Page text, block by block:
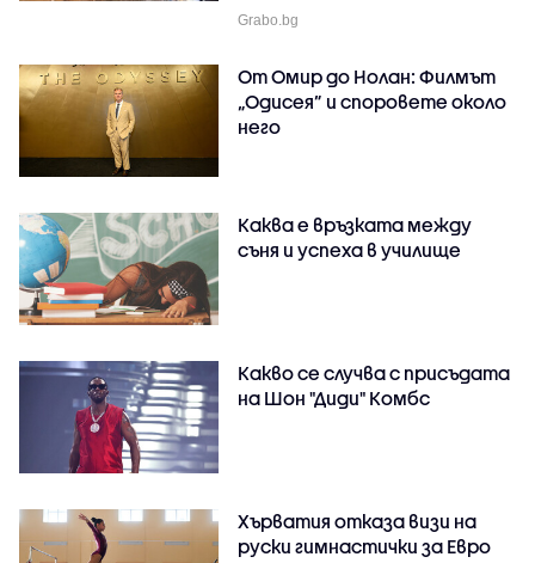
Grabo.bg
От Омир до Нолан: Филмът
„Одисея” и споровете около
него
Каква е връзката между
съня и успеха в училище
Какво се случва с присъдата
на Шон "Диди" Комбс
Хърватия отказа визи на
руски гимнастички за Евро